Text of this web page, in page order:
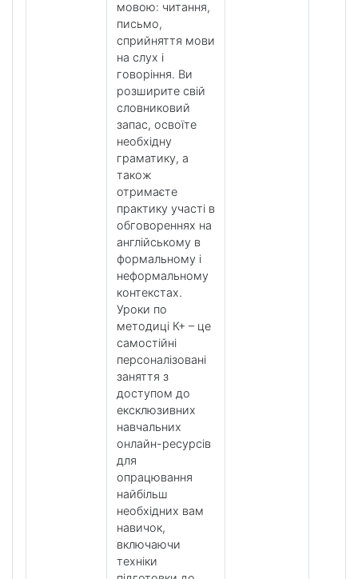
мовою: читання,
письмо,
сприйняття мови
на слух і
говоріння. Ви
розширите свій
словниковий
запас, освоїте
необхідну
граматику, а
також
отримаєте
практику участі в
обговореннях на
англійському в
формальному і
неформальному
контекстах.
Уроки по
методиці К+ – це
самостійні
персоналізовані
заняття з
доступом до
ексклюзивних
навчальних
онлайн-ресурсів
для
опрацювання
найбільш
необхідних вам
навичок,
включаючи
техніки